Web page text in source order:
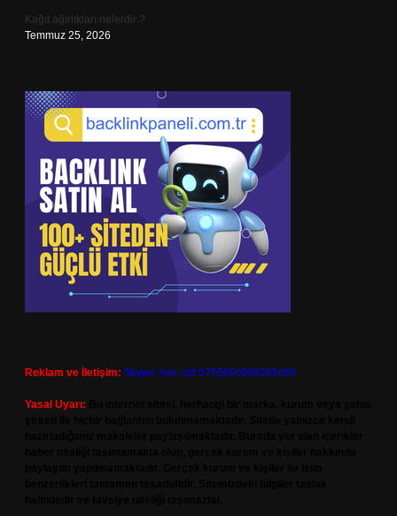
Kağıt ağırlıkları nelerdir ?
Temmuz 25, 2026
Reklam ve İletişim: Skype: live:.cid.575569c608265c69
Yasal Uyarı: